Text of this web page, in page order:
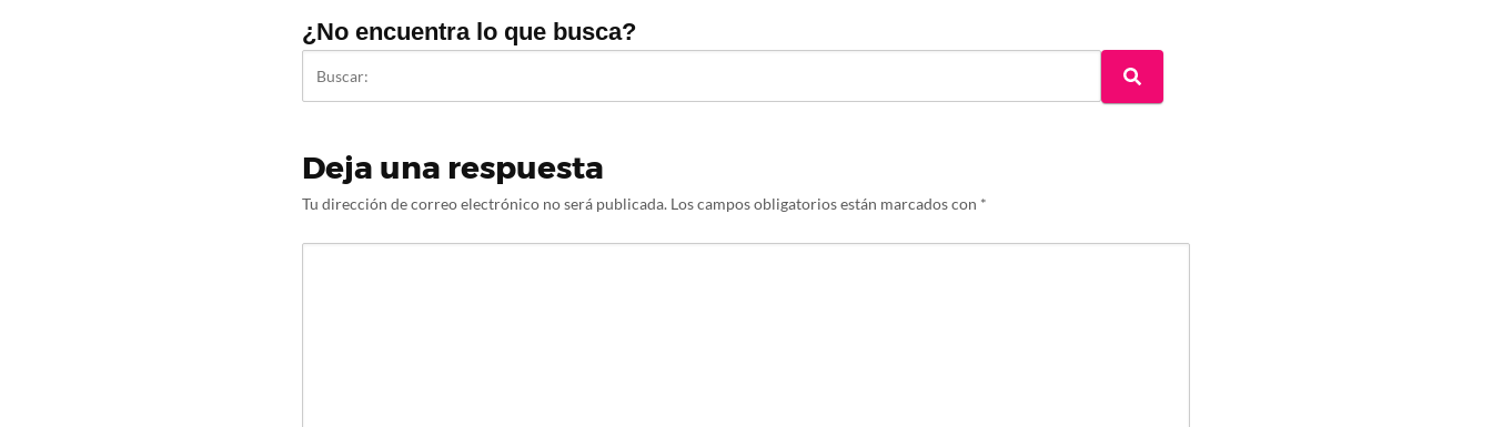
¿No encuentra lo que busca?
Deja una respuesta
Tu dirección de correo electrónico no será publicada. Los campos obligatorios están marcados con *